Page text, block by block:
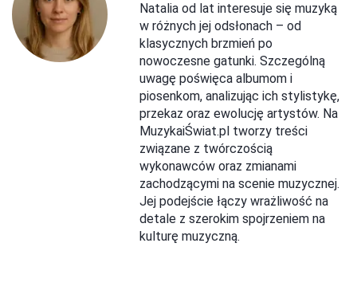
Natalia od lat interesuje się muzyką
w różnych jej odsłonach – od
klasycznych brzmień po
nowoczesne gatunki. Szczególną
uwagę poświęca albumom i
piosenkom, analizując ich stylistykę,
przekaz oraz ewolucję artystów. Na
MuzykaiŚwiat.pl tworzy treści
związane z twórczością
wykonawców oraz zmianami
zachodzącymi na scenie muzycznej.
Jej podejście łączy wrażliwość na
detale z szerokim spojrzeniem na
kulturę muzyczną.